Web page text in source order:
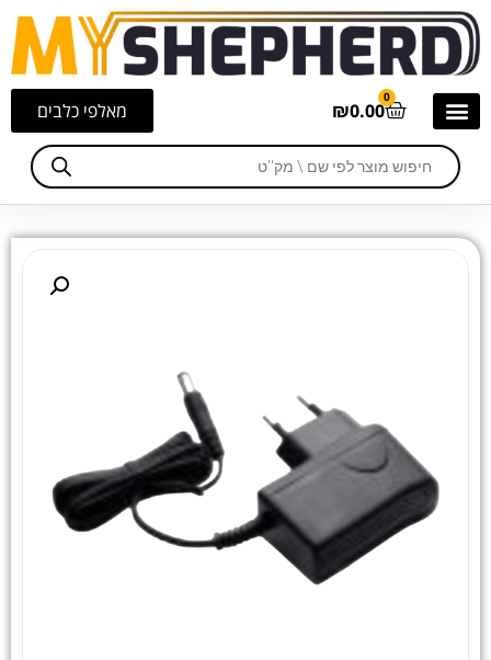
מאלפי כלבים ₪0.00
0